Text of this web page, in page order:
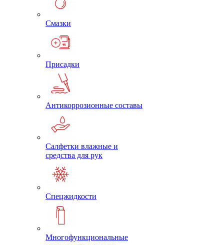
Смазки
Присадки
Антикоррозионные составы
Салфетки влажные и
средства для рук
Спецжидкости
Многофункциональные